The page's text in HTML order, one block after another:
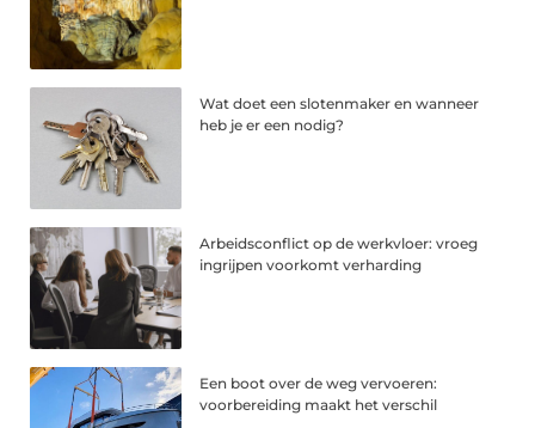
Wat doet een slotenmaker en wanneer
heb je er een nodig?
Arbeidsconflict op de werkvloer: vroeg
ingrijpen voorkomt verharding
Een boot over de weg vervoeren:
voorbereiding maakt het verschil